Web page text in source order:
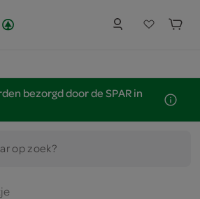
bezorgd door de SPAR in
op zoek?